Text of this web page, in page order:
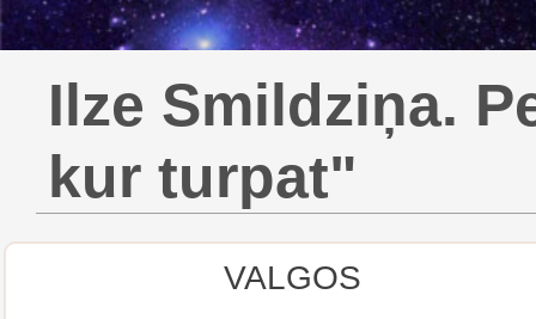
Ilze Smildziņa.
kur turpat"
VALGOS